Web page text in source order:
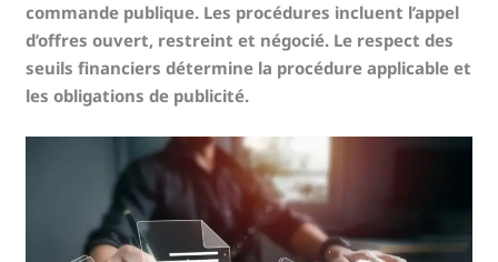
commande publique. Les procédures incluent l’appel
d’offres ouvert, restreint et négocié. Le respect des
seuils financiers détermine la procédure applicable et
les obligations de publicité.